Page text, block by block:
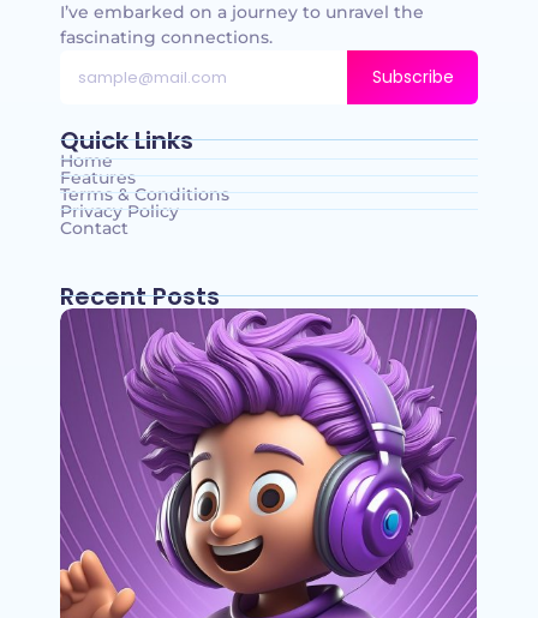
I’ve embarked on a journey to unravel the
fascinating connections.
Subscribe
Quick Links
Home
Features
Terms & Conditions
Privacy Policy
Contact
Recent Posts